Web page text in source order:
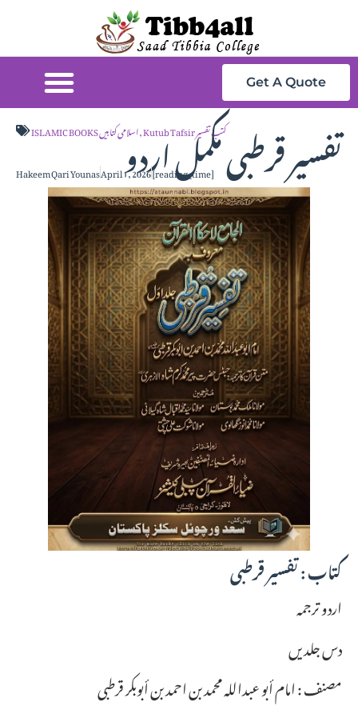
Get A Quote
ISLAMIC BOOKS اسلامی کتابیں, Kutub Tafsir کتب تفسیر
تفسیر قرطبی مکمل اردو Hakeem Qari YounasApril 1, 2026[reading_time]
کتاب : تفسیر قرطبی
اردو ترجمہ
دس جلدیں
مصنف : امام أبو عبداللہ محمد بن احمد بن أبوبکر قرطبی